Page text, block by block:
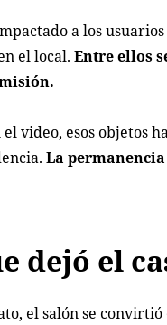
a los
el local.Entre ellos
video, esos objetos
La
dejó el
el salón se